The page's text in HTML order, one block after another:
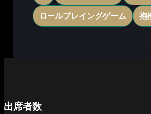
ロールプレイングゲーム
抱
出席者数